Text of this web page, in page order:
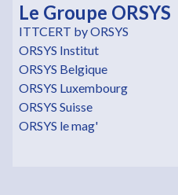
Le Groupe ORSYS
ITTCERT by ORSYS
ORSYS Institut
ORSYS Belgique
ORSYS Luxembourg
ORSYS Suisse
ORSYS le mag'